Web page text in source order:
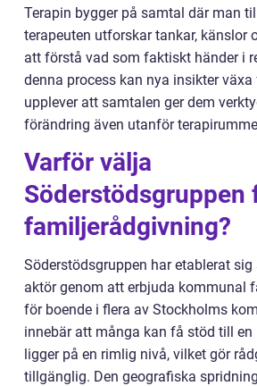
Terapin bygger på samtal där man
terapeuten utforskar tankar, känslor
att förstå vad som faktiskt händer i
denna process kan nya insikter
upplever att samtalen ger dem
förändring även utanför
Varför välja
Söderstödsgruppen
familjerådgivning?
Söderstödsgruppen har etablerat sig
aktör genom att erbjuda kommunal
för boende i flera av Stockholms
innebär att många kan få stöd till en
ligger på en rimlig nivå, vilket gör
tillgänglig. Den geografiska